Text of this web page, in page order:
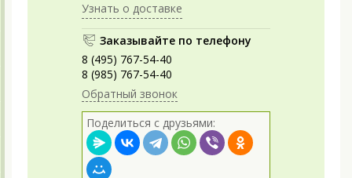
Узнать о доставке
Заказывайте по телефону
8 (495) 767-54-40
8 (985) 767-54-40
Обратный звонок
Поделиться с друзьями: